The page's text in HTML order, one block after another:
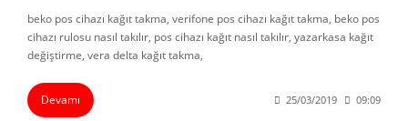
beko pos cihazı kağıt takma, verifone pos cihazı kağıt takma, beko pos
cihazı rulosu nasıl takılır, pos cihazı kağıt nasıl takılır, yazarkasa kağıt
değiştirme, vera delta kağıt takma,
Devamı 25/03/2019 09:09